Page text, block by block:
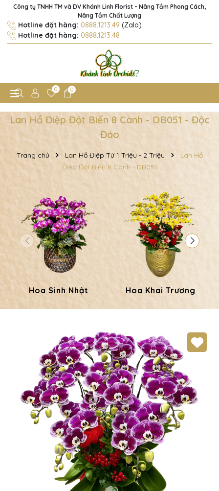
Công ty TNHH TM và DV Khánh Linh Florist - Nâng Tầm Phong Cách,
Nâng Tầm Chất Lượng
Hotline đặt hàng: 0888.1213.49 (Zalo)
Hotline đặt hàng: 0888.1213.48
0 0
Lan Hồ Điệp Đột Biến 8 Cành - DB051 - Độc
Đáo
Trang chủ Lan Hồ Điệp Từ 1 Triệu - 2 Triệu
Lan Hồ
Điệp Đột Biến 8 Cành - DB051
Hoa Sinh Nhật Hoa Khai Trương